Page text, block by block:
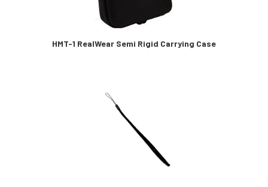
HMT-1 RealWear Semi Rigid Carrying Case